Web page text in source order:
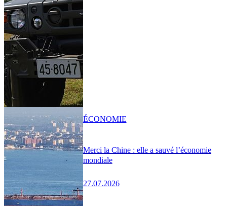
Merci la Chine : elle a sauvé l’économie
mondiale
27.07.2026
ÉCONOMIE